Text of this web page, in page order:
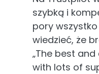
szybką i
pory
wiedzieć, że
„The best
with lots of